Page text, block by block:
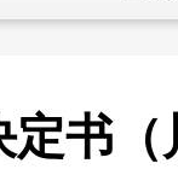
定书（